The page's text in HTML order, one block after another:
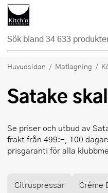
Hopp till huvudinnehållet
Huvudsidan Matlagning
Satake
Se priser och utbud av
frakt från 499:-, 100
prisgaranti för alla
Citruspressar Créme